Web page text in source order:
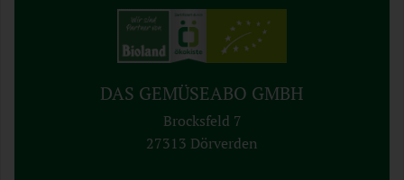
DAS GEMÜSEABO GMBH
Brocksfeld 7
27313 Dörverden